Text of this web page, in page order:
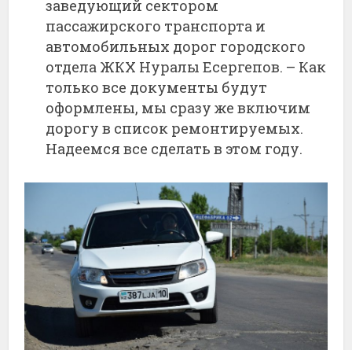
заведующий сектором
пассажирского транспорта и
автомобильных дорог городского
отдела ЖКХ Нуралы Есергепов. – Как
только все документы будут
оформлены, мы сразу же включим
дорогу в список ремонтируемых.
Надеемся все сделать в этом году.